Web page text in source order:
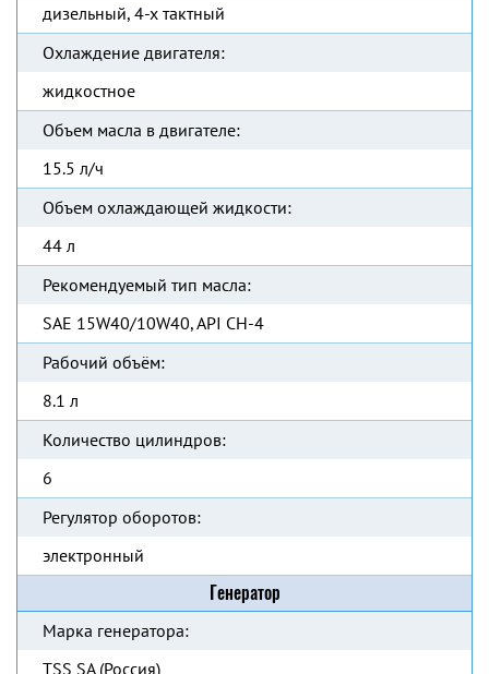
дизельный, 4-х тактный
Охлаждение двигателя:
жидкостное
Объем масла в двигателе:
15.5 л/ч
Объем охлаждающей жидкости:
44 л
Рекомендуемый тип масла:
SAE 15W40/10W40, API CH-4
Рабочий объём:
8.1 л
Количество цилиндров:
6
Регулятор оборотов:
электронный
Генератор
Марка генератора:
TSS SA (Россия)